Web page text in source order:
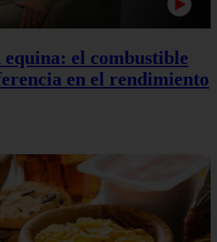
el combustible
en el rendimiento